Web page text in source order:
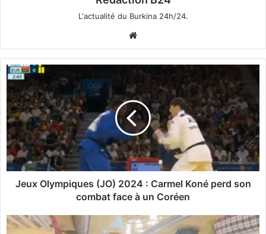
L'actualité du Burkina 24h/24.
bsi
te
J
e
u
x
O
l
y
m
p
e
Jeux Olympiques (JO) 2024 : Carmel Koné perd son
combat face à un Coréen
C